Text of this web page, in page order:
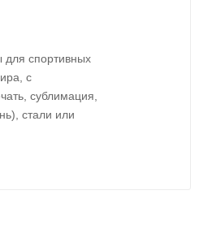
для спортивных
с
сублимация,
стали или